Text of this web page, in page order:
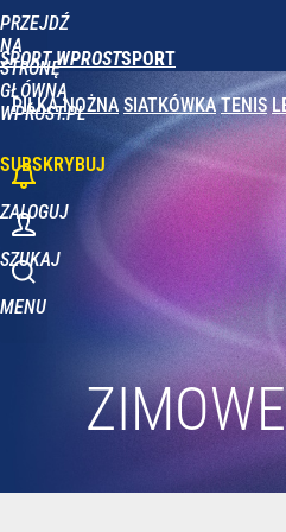
PRZEJDŹ
NA
STRONĘ
GŁÓWNĄ
WPROST.PL
SPORT WPROST
PIŁKA NOŻNA SIATKÓWKA TENIS
SUBSKRYBUJ
ZALOGUJ
SZUKAJ
MENU